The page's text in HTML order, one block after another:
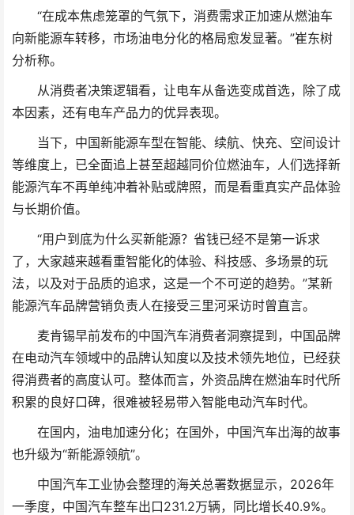
“在成本焦虑笼罩的气氛下，消费需求正加速从燃油车
向新能源车转移，市场油电分化的格局愈发显著。”崔东树
分析称。
从消费者决策逻辑看，让电车从备选变成首选，除了成
本因素，还有电车产品力的优异表现。
当下，中国新能源车型在智能、续航、快充、空间设计
等维度上，已全面追上甚至超越同价位燃油车，人们选择新
能源汽车不再单纯冲着补贴或牌照，而是看重真实产品体验
与长期价值。
“用户到底为什么买新能源？省钱已经不是第一诉求
了，大家越来越看重智能化的体验、科技感、多场景的玩
法，以及对于品质的追求，这是一个不可逆的趋势。”某新
能源汽车品牌营销负责人在接受三里河采访时曾直言。
麦肯锡早前发布的中国汽车消费者洞察提到，中国品牌
在电动汽车领域中的品牌认知度以及技术领先地位，已经获
得消费者的高度认可。整体而言，外资品牌在燃油车时代所
积累的良好口碑，很难被轻易带入智能电动汽车时代。
在国内，油电加速分化；在国外，中国汽车出海的故事
也升级为“新能源领航”。
中国汽车工业协会整理的海关总署数据显示，2026年
一季度，中国汽车整车出口231.2万辆，同比增长40.9%。